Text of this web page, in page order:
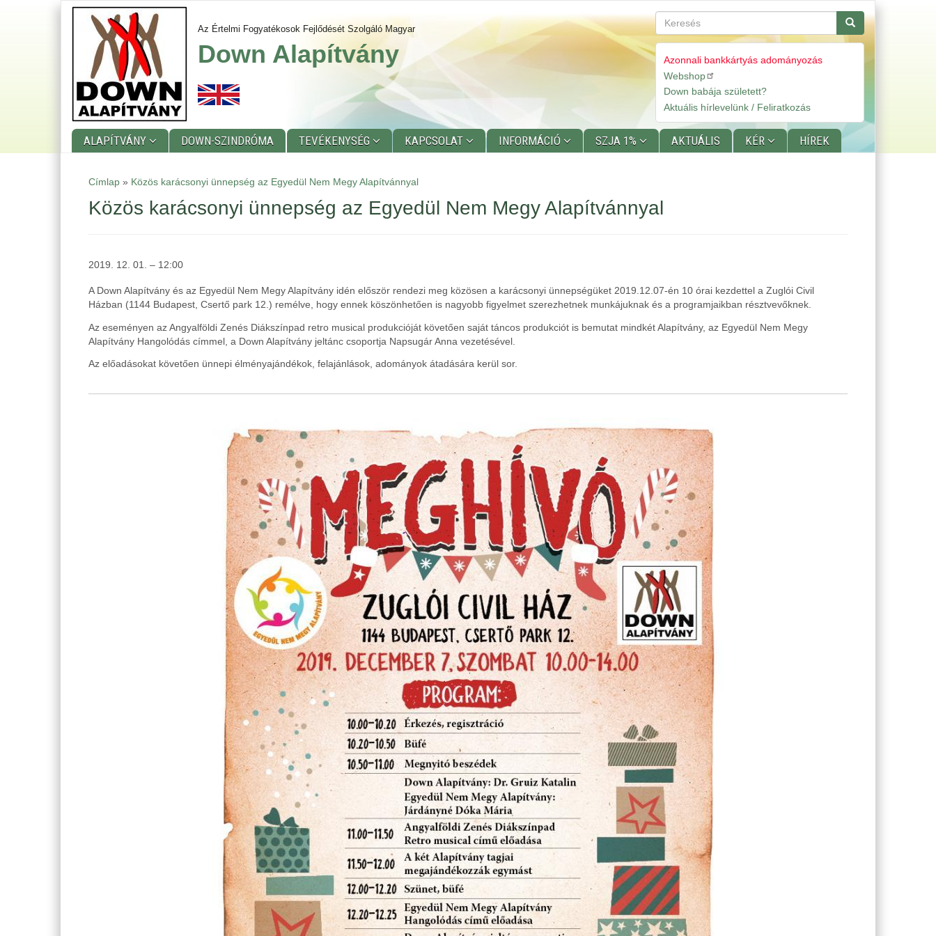
Az Értelmi Fogyatékosok Fejlődését Szolgáló Magyar
Down Alapítvány
Keresés Keresés
Gyorslinkek
Azonnali bankkártyás adományozás
Webshop
Down babája született?
Aktuális hírlevelünk / Feliratkozás
menu
ALAPÍTVÁNY DOWN-SZINDRÓMA TEVÉKENYSÉG KAPCSOLAT INFORMÁCIÓ SZJA 1% AKTUÁLIS KÉR HÍREK
Címlap » Közös karácsonyi ünnepség az Egyedül Nem Megy Alapítvánnyal
Közös karácsonyi ünnepség az Egyedül Nem Megy Alapítvánnyal
2019. 12. 01. – 12:00
A Down Alapítvány és az Egyedül Nem Megy Alapítvány idén először rendezi meg közösen a karácsonyi ünnepségüket 2019.12.07-én 10 órai kezdettel a Zuglói Civil
Házban (1144 Budapest, Csertő park 12.) remélve, hogy ennek köszönhetően is nagyobb figyelmet szerezhetnek munkájuknak és a programjaikban résztvevőknek.
Az eseményen az Angyalföldi Zenés Diákszínpad retro musical produkcióját követően saját táncos produkciót is bemutat mindkét Alapítvány, az Egyedül Nem Megy
Alapítvány Hangolódás címmel, a Down Alapítvány jeltánc csoportja Napsugár Anna vezetésével.
Az előadásokat követően ünnepi élményajándékok, felajánlások, adományok átadására kerül sor.